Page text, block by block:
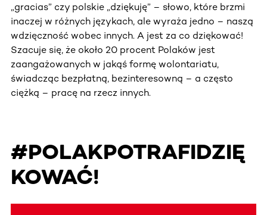
„gracias” czy polskie „dziękuję” – słowo, które brzmi
inaczej w różnych językach, ale wyraża jedno – naszą
wdzięczność wobec innych. A jest za co dziękować!
Szacuje się, że około 20 procent Polaków jest
zaangażowanych w jakąś formę wolontariatu,
świadcząc bezpłatną, bezinteresowną – a często
ciężką – pracę na rzecz innych.
#POLAKPOTRAFIDZIĘ
KOWAĆ!